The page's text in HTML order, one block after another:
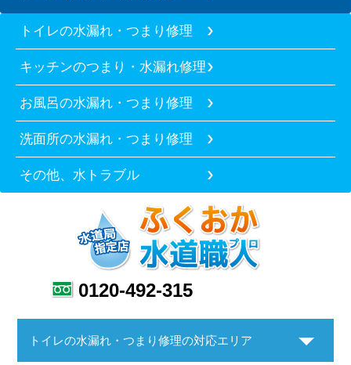
トイレの水漏れ・つまり修理
キッチンのつまり・水漏れ修理
お風呂の水漏れ・つまり修理
洗面所の水漏れ・つまり修理
その他、水トラブル
0120-492-315
トイレの水漏れ・つまり修理の対応エリア